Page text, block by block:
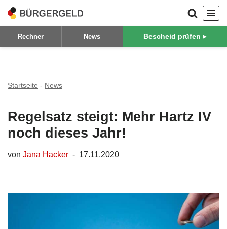
Zum
Inhalt
Rechner News Bescheid prüfen ▸
Startseite - News
Regelsatz steigt: Mehr Hartz IV
noch dieses Jahr!
von Jana Hacker 17.11.2020